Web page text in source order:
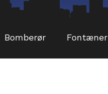
Bomberør Fontæner